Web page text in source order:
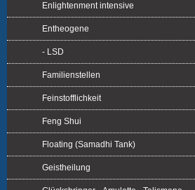
Enlightenment intensive
Entheogene
- LSD
Familienstellen
Feinstofflichkeit
Feng Shui
Floating (Samadhi Tank)
Geistheilung